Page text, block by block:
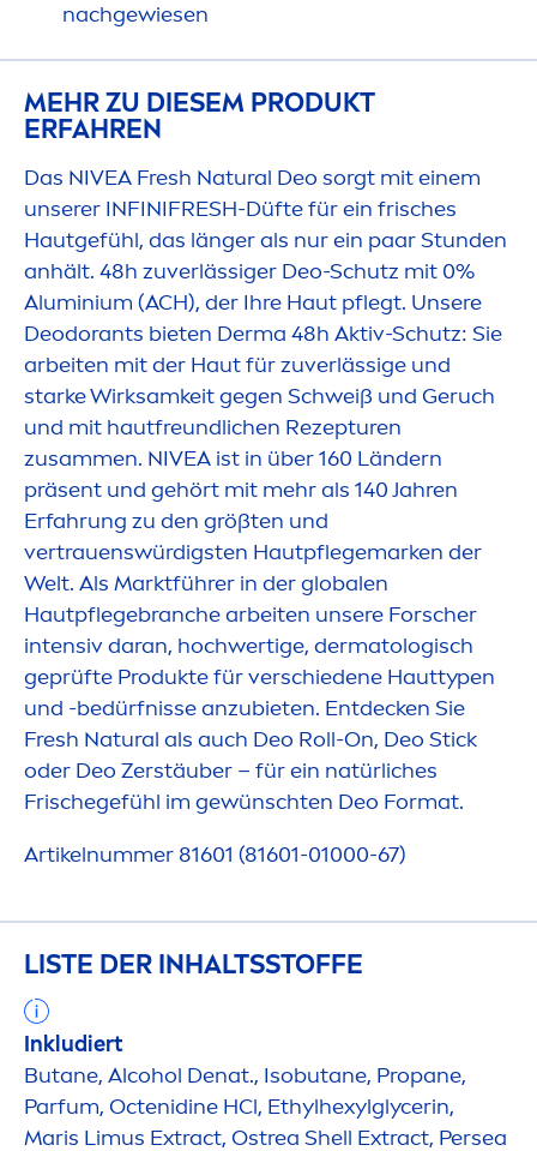
nachgewiesen
MEHR ZU DIESEM PRODUKT
ERFAHREN
Das NIVEA Fresh Natural Deo sorgt mit einem
unserer INFINIFRESH-Düfte für ein frisches
Hautgefühl, das länger als nur ein paar Stunden
anhält. 48h zuverlässiger Deo-Schutz mit 0%
Aluminium (ACH), der Ihre Haut pflegt. Unsere
Deodorants bieten Derma 48h Aktiv-Schutz: Sie
arbeiten mit der Haut für zuverlässige und
starke Wirksamkeit gegen Schweiß und Geruch
und mit hautfreundlichen Rezepturen
zusammen. NIVEA ist in über 160 Ländern
präsent und gehört mit mehr als 140 Jahren
Erfahrung zu den größten und
vertrauenswürdigsten Hautpflegemarken der
Welt. Als Marktführer in der globalen
Hautpflegebranche arbeiten unsere Forscher
intensiv daran, hochwertige, dermatologisch
geprüfte Produkte für verschiedene Hauttypen
und -bedürfnisse anzubieten. Entdecken Sie
Fresh Natural als auch Deo Roll-On, Deo Stick
oder Deo Zerstäuber – für ein natürliches
Frischegefühl im gewünschten Deo Format.
Artikelnummer 81601 (81601-01000-67)
LISTE DER INHALTSSTOFFE
Inkludiert
Butane, Alcohol Denat., Isobutane, Propane,
Parfum, Octenidine HCl, Ethylhexylglycerin,
Maris Limus Extract, Ostrea Shell Extract, Persea